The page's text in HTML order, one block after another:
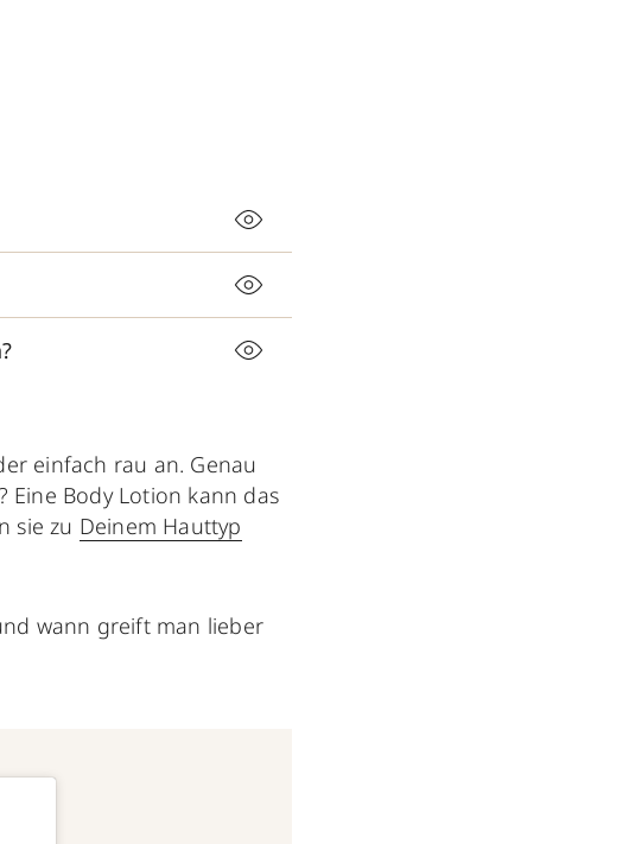
einfach rau an. Genau
Eine Body Lotion kann das
sie zu Deinem Hauttyp
wann greift man lieber